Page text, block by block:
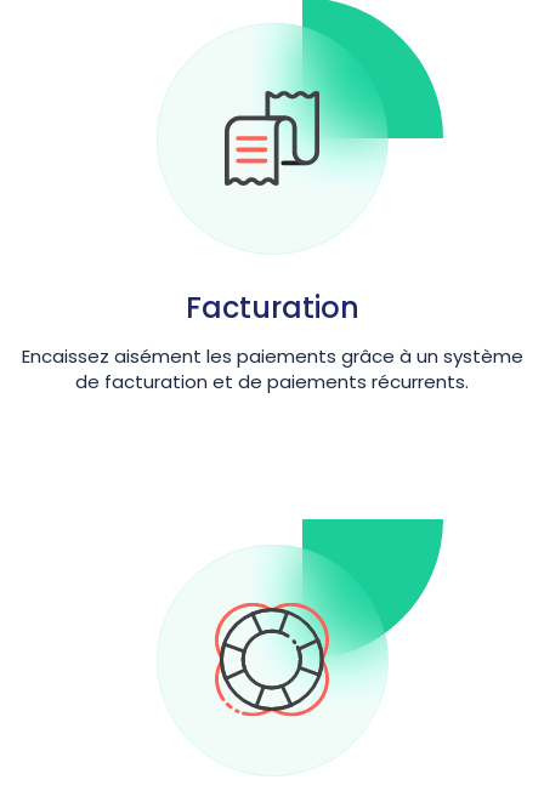
Facturation
Encaissez aisément les paiements grâce à un système
de facturation et de paiements récurrents.